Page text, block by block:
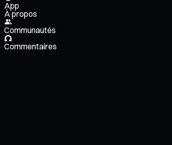
App
À propos
Communautés
Commentaires